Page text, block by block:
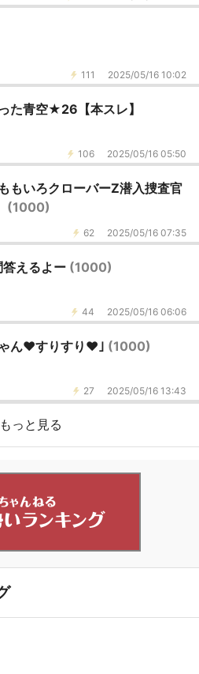
111 2025/05/16 10:02
た青空★26【本スレ】
106 2025/05/16 05:50
もいろクローバーZ潜入捜査官
(1000)
62 2025/05/16 07:35
えるよー (1000)
44 2025/05/16 06:06
ん♥すりすり♥｣ (1000)
27 2025/05/16 13:43
もっと見る